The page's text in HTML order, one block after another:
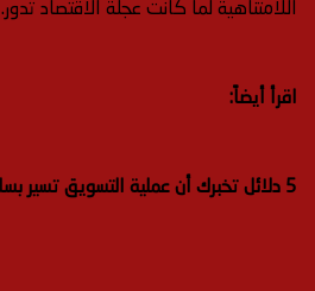
اللامتناهية لما كانت عجلة الاقتصاد تدور.
اقرأ أيضاً:
5 دلائل تخبرك أن عملية التسويق تسير بسلام